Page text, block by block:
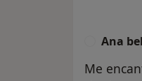
Ana
Me